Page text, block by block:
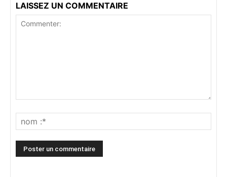
LAISSEZ UN COMMENTAIRE